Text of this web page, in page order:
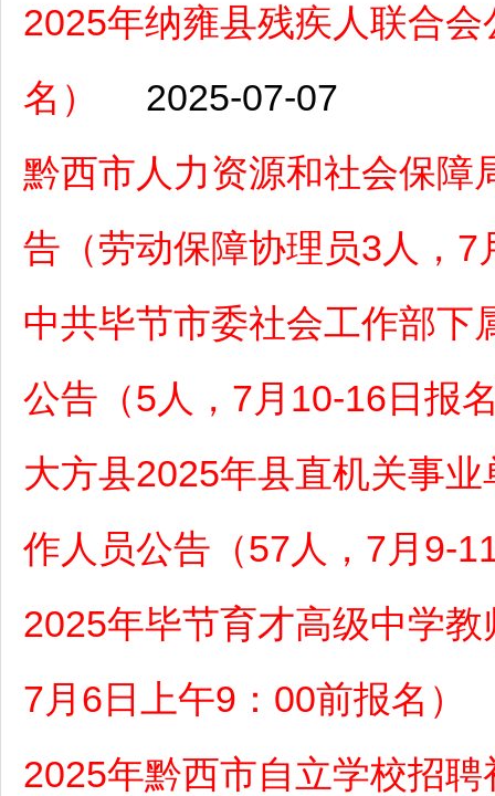
2025年纳雍县残疾人联合
名）
2025-07-07
黔西市人力资源和社会保障
告（劳动保障协理员3人，7
中共毕节市委社会工作部下
公告（5人，7月10-16日报
大方县2025年县直机关事
作人员公告（57人，7月9-
2025年毕节育才高级中学
7月6日上午9：00前报名）
2025年黔西市自立学校招